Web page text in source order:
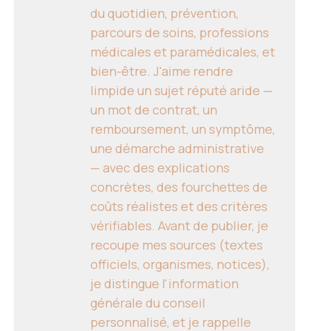
du quotidien, prévention,
parcours de soins, professions
médicales et paramédicales, et
bien-être. J'aime rendre
limpide un sujet réputé aride —
un mot de contrat, un
remboursement, un symptôme,
une démarche administrative
— avec des explications
concrètes, des fourchettes de
coûts réalistes et des critères
vérifiables. Avant de publier, je
recoupe mes sources (textes
officiels, organismes, notices),
je distingue l'information
générale du conseil
personnalisé, et je rappelle